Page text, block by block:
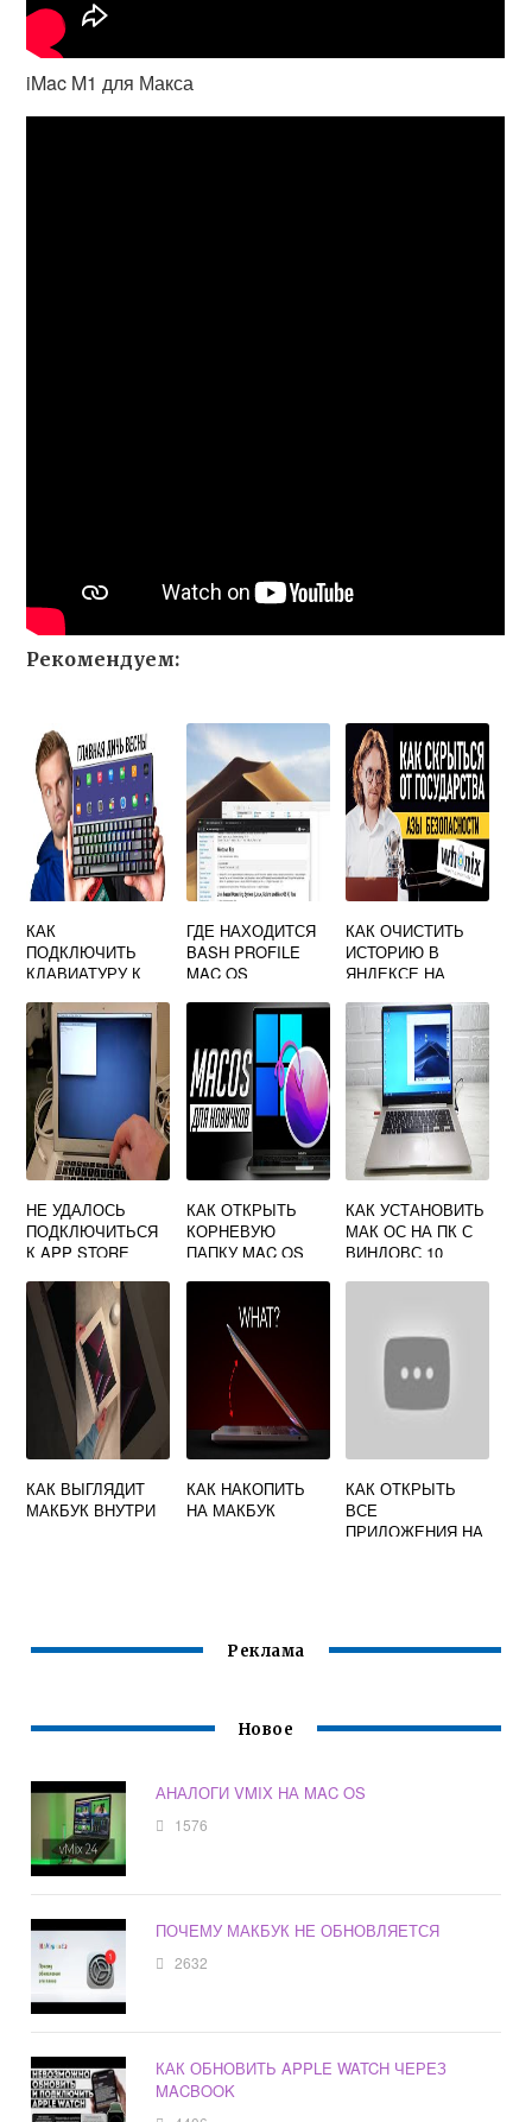
iMac M1 для Макса
Рекомендуем:
КАК
ПОДКЛЮЧИТЬ
КЛАВИАТУРУ К
ГДЕ НАХОДИТСЯ
BASH PROFILE
MAC OS
КАК ОЧИСТИТЬ
ИСТОРИЮ В
ЯНДЕКСЕ НА
НЕ УДАЛОСЬ
ПОДКЛЮЧИТЬСЯ
К APP STORE
КАК ОТКРЫТЬ
КОРНЕВУЮ
ПАПКУ MAC OS
КАК УСТАНОВИТЬ
МАК ОС НА ПК С
ВИНДОВС 10
КАК ВЫГЛЯДИТ
МАКБУК ВНУТРИ
КАК НАКОПИТЬ
НА МАКБУК
КАК ОТКРЫТЬ
ВСЕ
ПРИЛОЖЕНИЯ НА
Реклама
Новое
АНАЛОГИ VMIX НА MAC OS
1576
ПОЧЕМУ МАКБУК НЕ ОБНОВЛЯЕТСЯ
2632
КАК ОБНОВИТЬ APPLE WATCH ЧЕРЕЗ
MACBOOK